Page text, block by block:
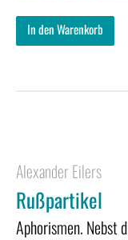
In den Warenkorb
Alexander Eilers
Rußpartikel
Aphorismen. Nebst